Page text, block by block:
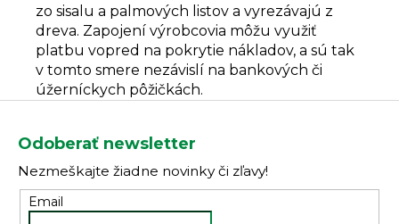
zo sisalu a palmových listov a vyrezávajú z
dreva. Zapojení výrobcovia môžu využiť
platbu vopred na pokrytie nákladov, a sú tak
v tomto smere nezávislí na bankových či
úžerníckych pôžičkách.
Odoberať newsletter
Nezmeškajte žiadne novinky či zľavy!
Email